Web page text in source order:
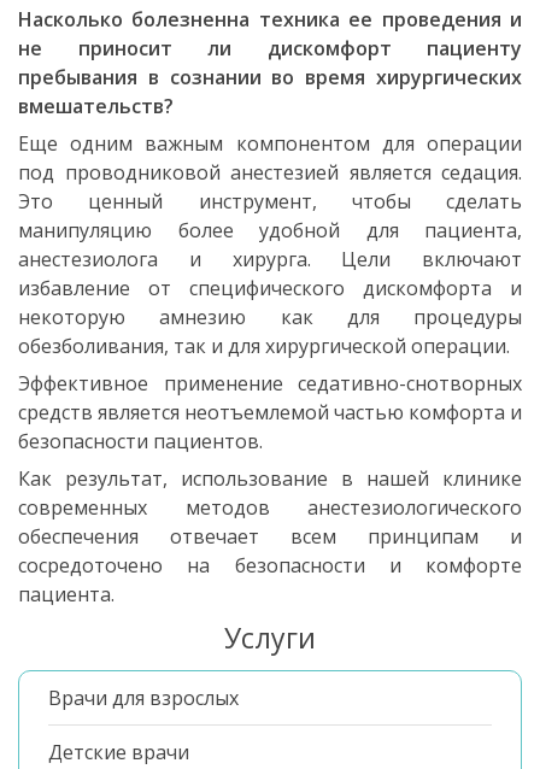
Насколько болезненна техника ее проведения и
не приносит ли дискомфорт пациенту
пребывания в сознании во время хирургических
вмешательств?
Еще одним важным компонентом для операции
под проводниковой анестезией является седация.
Это ценный инструмент, чтобы сделать
манипуляцию более удобной для пациента,
анестезиолога и хирурга. Цели включают
избавление от специфического дискомфорта и
некоторую амнезию как для процедуры
обезболивания, так и для хирургической операции.
Эффективное применение седативно-снотворных
средств является неотъемлемой частью комфорта и
безопасности пациентов.
Как результат, использование в нашей клинике
современных методов анестезиологического
обеспечения отвечает всем принципам и
сосредоточено на безопасности и комфорте
пациента.
Услуги
Врачи для взрослых
Детские врачи